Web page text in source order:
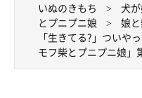
いぬのきもち 犬
とプニプニ娘
娘
「生きてる?」ついや
モフ柴とプニプニ娘」